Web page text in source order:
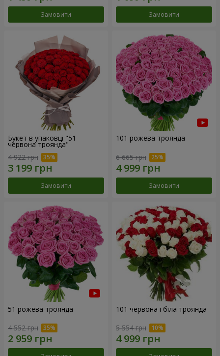
Замовити Замовити
Букет в упаковці "51
червона троянда"
4 922 грн
Замовити
101 рожева троянда
6 665 грн
Замовити
51 рожева троянда
4 552 грн
101 червона і біла троянда
5 554 грн